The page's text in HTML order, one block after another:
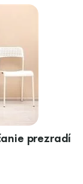
prezradí